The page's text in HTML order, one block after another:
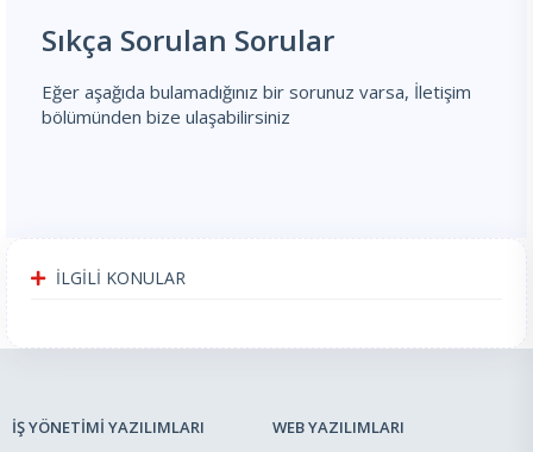
Sıkça Sorulan Sorular
Eğer aşağıda bulamadığınız bir sorunuz varsa, İletişim
bölümünden bize ulaşabilirsiniz
İLGILI KONULAR
İŞ YÖNETİMİ YAZILIMLARI
WEB YAZILIMLARI